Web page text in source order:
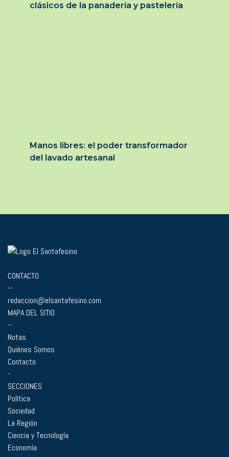
clásicos de la panadería y pastelería
Manos libres: el poder transformador
del lavado artesanal
CONTACTO
--
redaccion@elsantafesino.com
MAPA DEL SITIO
--
Notas
Quiénes Somos
Contacto
-
SECCIONES
Política
Sociedad
La Región
Ciencia y Tecnología
Economía